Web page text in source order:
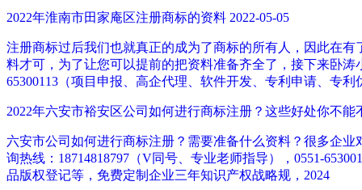
2022年淮南市田家庵区注册商标的资料 2022-05-05
注册商标过后我们也就真正的成为了商标的所有人，因此在
料才可，为了让您可以提前的把资料准备齐全了，接下来卧
65300113（项目申报、高企代理、软件开发、专利申请、专利
2022年六安市裕安区公司如何进行商标注册？这些好处你不能
六安市公司如何进行商标注册？需要准备什么资料？很多企
询热线：18714818797（V同号、专业老师指导），0551-
品版权登记等，免费定制企业三年知识产权战略规，2024